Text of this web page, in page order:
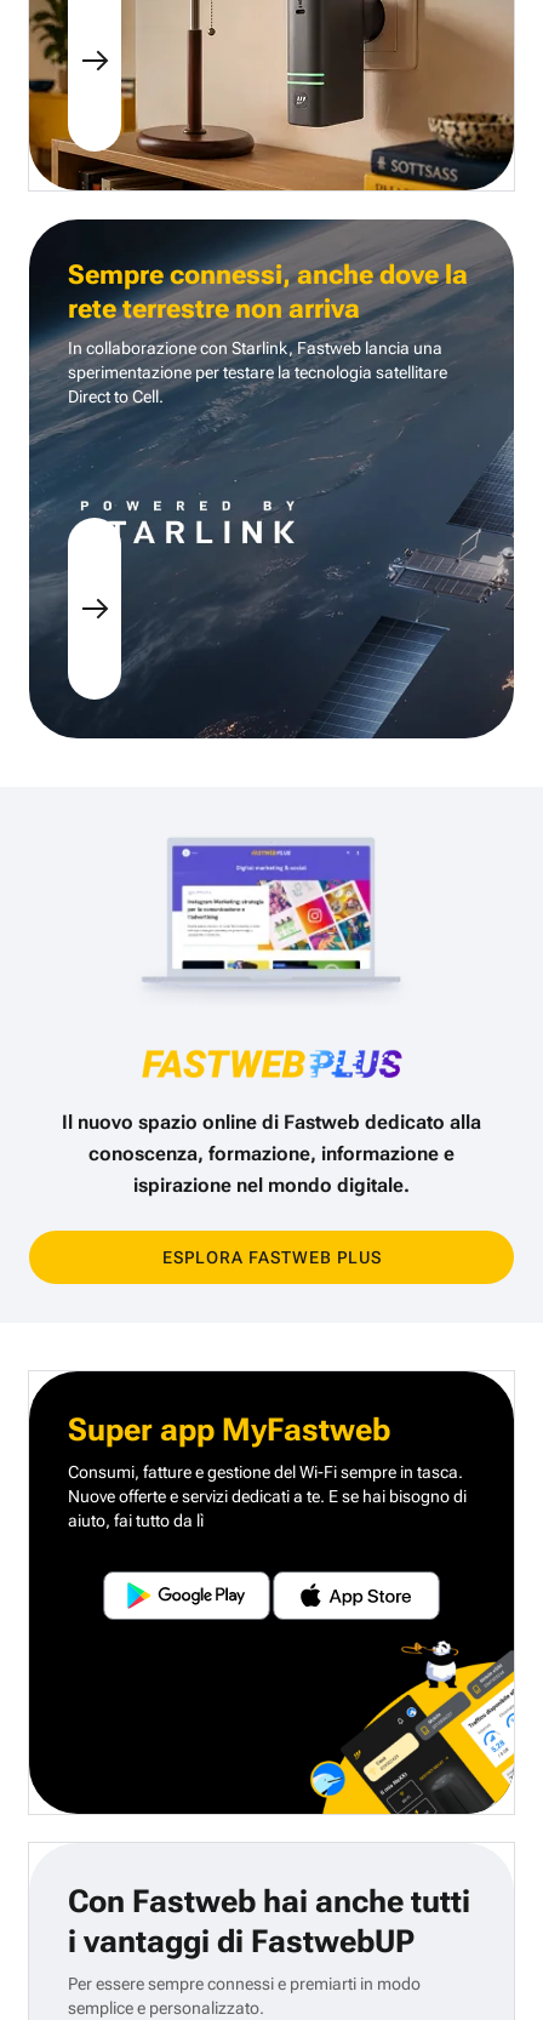
Sempre connessi, anche dove la
rete terrestre non arriva
In collaborazione con Starlink, Fastweb lancia una
sperimentazione per testare la tecnologia satellitare
Direct to Cell.
Il nuovo spazio online di Fastweb dedicato alla
conoscenza, formazione, informazione e
ispirazione nel mondo digitale.
ESPLORA FASTWEB PLUS
Super app MyFastweb
Consumi, fatture e gestione del Wi-Fi sempre in tasca.
Nuove offerte e servizi dedicati a te. E se hai bisogno di
aiuto, fai tutto da lì
Con Fastweb hai anche tutti
i vantaggi di FastwebUP
Per essere sempre connessi e premiarti in modo
semplice e personalizzato.